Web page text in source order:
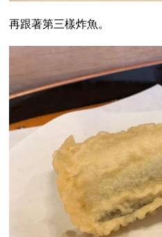
再跟著第三樣炸魚。